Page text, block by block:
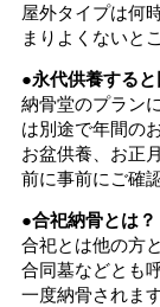
屋外タイプは何
まりよくないと
●永代供養する
納骨堂のプラン
は別途で年間の
お盆供養、お正
前に事前にご確
●合祀納骨とは？
合祀とは他の方
合同墓などとも
一度納骨されま